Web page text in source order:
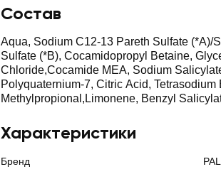
Состав
Aqua, Sodium C12-13 Pareth Sulfate (*A)/
Sulfate (*B), Cocamidopropyl Betaine,
Chloride,Cocamide MEA, Sodium
Polyquaternium-7, Citric Acid, Tetrasodium
Methylpropional,Limonene, Benzyl
Характеристики
Бренд